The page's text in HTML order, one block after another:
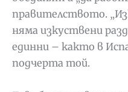
правителството.
няма изкуствени
единни – както в
подчерта той.